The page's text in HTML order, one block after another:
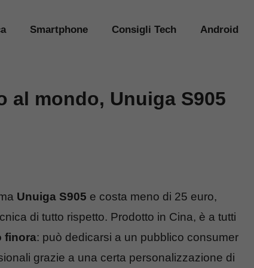
Smartphone Consigli Tech Android
al mondo, Unuiga S905
Unuiga S905 e costa meno di 25 euro,
di tutto rispetto. Prodotto in Cina, è a tutti
finora: può dedicarsi a un pubblico consumer
grazie a una certa personalizzazione di